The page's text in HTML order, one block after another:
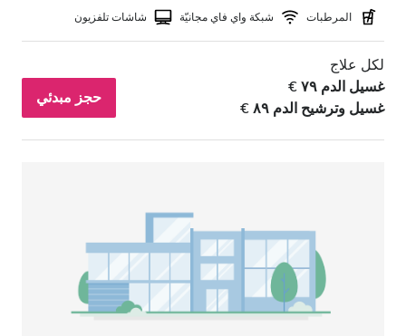
المرطبات شبكة واي فاي مجانيّة شاشات تلفزيون
لكل علاج
غسيل الدم ٧٩ €
غسيل وترشيح الدم ٨٩ €
حجز مبدئي